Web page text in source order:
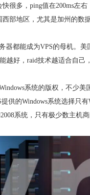
很多，ping值在200ms左
部地区，尤其是加州的数据
器都能成为VPS的母机。
越好，raid技术越适合自己
系统的版权，不少
供的Windows系统选择只
系统，只有极少数主机商